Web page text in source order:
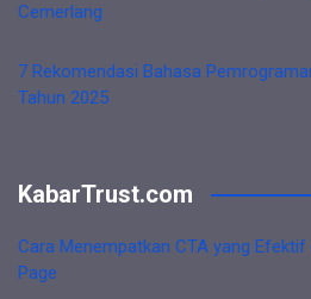
Cemerlang
7 Rekomendasi Bahasa
Tahun 2025
KabarTrust.com
Cara Menempatkan CTA yang
Page